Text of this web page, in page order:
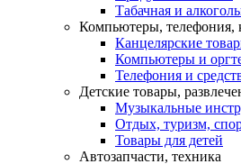
Табачная и
Компьютеры, телефония,
Канцелярские
Компьютеры и
Телефония и
Детские товары,
Музыкальные
Отдых, туризм,
Товары для детей
Автозапчасти, техника